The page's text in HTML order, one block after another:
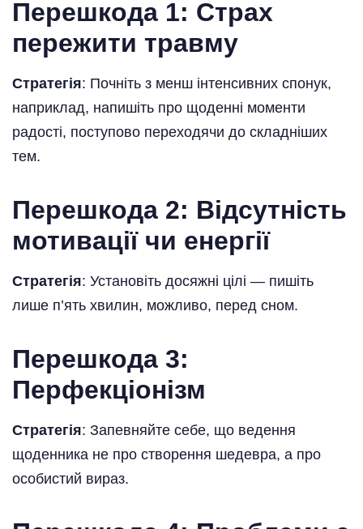
Перешкода 1: Страх
пережити травму
Стратегія: Почніть з менш інтенсивних спонук,
наприклад, напишіть про щоденні моменти
радості, поступово переходячи до складніших
тем.
Перешкода 2: Відсутність
мотивації чи енергії
Стратегія: Установіть досяжні цілі — пишіть
лише п’ять хвилин, можливо, перед сном.
Перешкода 3:
Перфекціонізм
Стратегія: Запевняйте себе, що ведення
щоденника не про створення шедевра, а про
особистий вираз.